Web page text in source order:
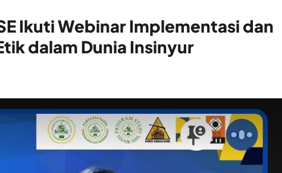
Ikuti Webinar Implementasi dan
dalam Dunia Insinyur